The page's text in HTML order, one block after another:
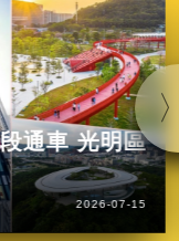
通車 光明區
2026-07-15